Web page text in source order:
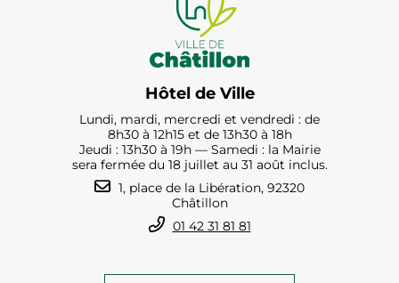
Hôtel de Ville
Lundi, mardi, mercredi et vendredi : de
8h30 à 12h15 et de 13h30 à 18h
Jeudi : 13h30 à 19h — Samedi : la Mairie
sera fermée du 18 juillet au 31 août inclus.
1, place de la Libération, 92320
Châtillon
01 42 31 81 81